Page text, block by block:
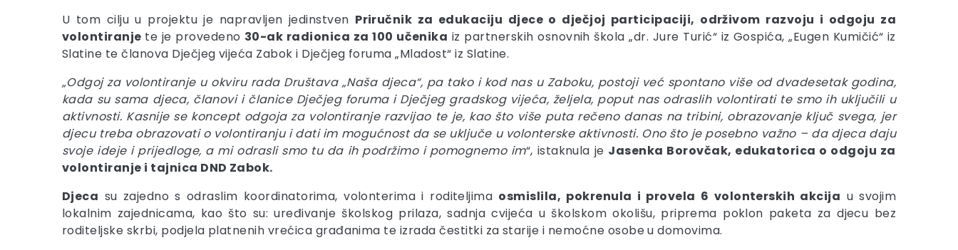
U tom cilju u projektu je napravljen jedinstven Priručnik za edukaciju djece o dječjoj participaciji, održivom razvoju i odgoju za
volontiranje te je provedeno 30-ak radionica za 100 učenika iz partnerskih osnovnih škola „dr. Jure Turić“ iz Gospića, „Eugen Kumičić“ iz
Slatine te članova Dječjeg vijeća Zabok i Dječjeg foruma „Mladost“ iz Slatine.
„Odgoj za volontiranje u okviru rada Društava „Naša djeca“, pa tako i kod nas u Zaboku, postoji već spontano više od dvadesetak godina,
kada su sama djeca, članovi i članice Dječjeg foruma i Dječjeg gradskog vijeća, željela, poput nas odraslih volontirati te smo ih uključili u
aktivnosti. Kasnije se koncept odgoja za volontiranje razvijao te je, kao što više puta rečeno danas na tribini, obrazovanje ključ svega, jer
djecu treba obrazovati o volontiranju i dati im mogućnost da se uključe u volonterske aktivnosti. Ono što je posebno važno – da djeca daju
svoje ideje i prijedloge, a mi odrasli smo tu da ih podržimo i pomognemo im“, istaknula je Jasenka Borovčak, edukatorica o odgoju za
volontiranje i tajnica DND Zabok.
Djeca su zajedno s odraslim koordinatorima, volonterima i roditeljima osmislila, pokrenula i provela 6 volonterskih akcija u svojim
lokalnim zajednicama, kao što su: uređivanje školskog prilaza, sadnja cvijeća u školskom okolišu, priprema poklon paketa za djecu bez
roditeljske skrbi, podjela platnenih vrećica građanima te izrada čestitki za starije i nemoćne osobe u domovima.